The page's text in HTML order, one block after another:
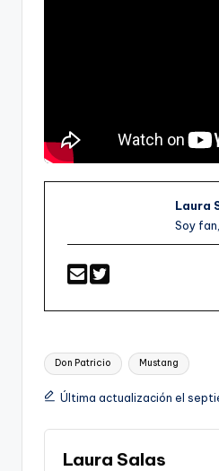
Laura
Soy
Etiquetas:
Don Patricio Mustang
Última actualización el
Laura Salas